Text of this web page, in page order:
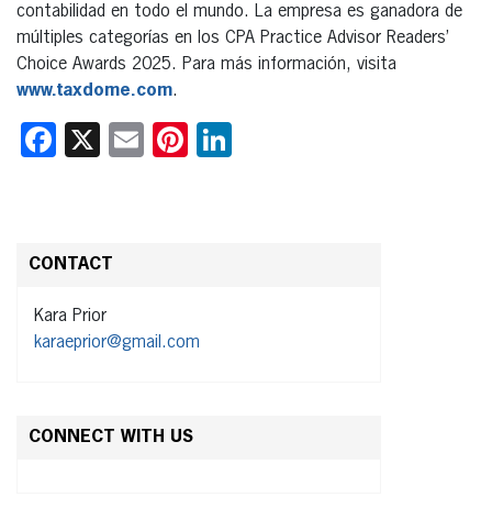
contabilidad en todo el mundo. La empresa es ganadora de
múltiples categorías en los CPA Practice Advisor Readers’
Choice Awards 2025. Para más información, visita
www.taxdome.com.
Facebook
X EmailPinterest
CONTACT
Kara Prior
karaeprior@gmail.com
CONNECT WITH US